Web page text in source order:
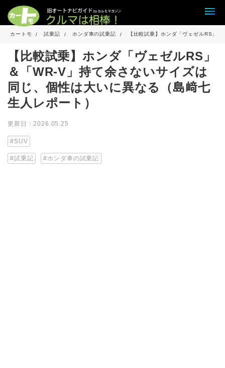
カートモ 試乗記 ホンダ車の試乗記 【比較試乗】ホンダ「ヴェゼルRS」
【比較試乗】ホンダ「ヴェゼルRS」
＆「WR-V」持て余さないサイズは
同じ、個性は大いに異なる（島﨑七
生人レポート）
更新日：2026.05.25
SUV
試乗記 ホンダ車の試乗記